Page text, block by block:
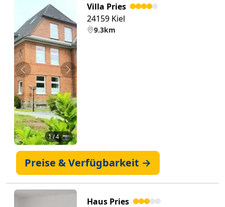
Zurück Weiter
1/ 4 📷
Villa Pries
24159 Kiel
9.3km
Preise & Verfügbarkeit →
Haus Pries